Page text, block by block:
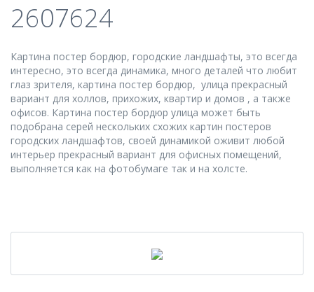
2607624
Картина постер бордюр, городские ландшафты, это всегда
интересно, это всегда динамика, много деталей что любит
глаз зрителя, картина постер бордюр, улица прекрасный
вариант для холлов, прихожих, квартир и домов , а также
офисов. Картина постер бордюр улица может быть
подобрана серей нескольких схожих картин постеров
городских ландшафтов, своей динамикой оживит любой
интерьер прекрасный вариант для офисных помещений,
выполняется как на фотобумаге так и на холсте.